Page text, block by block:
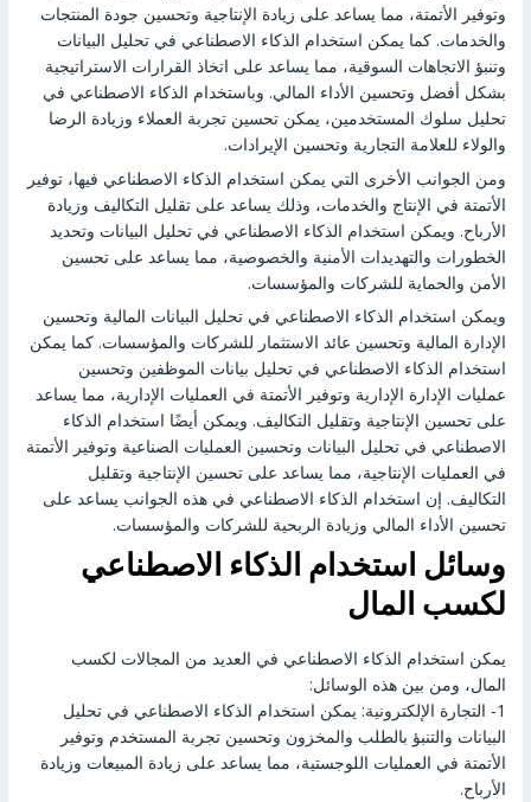
وتوفير الأتمتة، مما يساعد على زيادة الإنتاجية وتحسين جودة المنتجات
والخدمات. كما يمكن استخدام الذكاء الاصطناعي في تحليل البيانات
وتنبؤ الاتجاهات السوقية، مما يساعد على اتخاذ القرارات الاستراتيجية
بشكل أفضل وتحسين الأداء المالي. وباستخدام الذكاء الاصطناعي في
تحليل سلوك المستخدمين، يمكن تحسين تجربة العملاء وزيادة الرضا
والولاء للعلامة التجارية وتحسين الإيرادات.
ومن الجوانب الأخرى التي يمكن استخدام الذكاء الاصطناعي فيها، توفير
الأتمتة في الإنتاج والخدمات، وذلك يساعد على تقليل التكاليف وزيادة
الأرباح. ويمكن استخدام الذكاء الاصطناعي في تحليل البيانات وتحديد
الخطورات والتهديدات الأمنية والخصوصية، مما يساعد على تحسين
الأمن والحماية للشركات والمؤسسات.
ويمكن استخدام الذكاء الاصطناعي في تحليل البيانات المالية وتحسين
الإدارة المالية وتحسين عائد الاستثمار للشركات والمؤسسات. كما يمكن
استخدام الذكاء الاصطناعي في تحليل بيانات الموظفين وتحسين
عمليات الإدارة الإدارية وتوفير الأتمتة في العمليات الإدارية، مما يساعد
على تحسين الإنتاجية وتقليل التكاليف. ويمكن أيضًا استخدام الذكاء
الاصطناعي في تحليل البيانات وتحسين العمليات الصناعية وتوفير الأتمتة
في العمليات الإنتاجية، مما يساعد على تحسين الإنتاجية وتقليل
التكاليف. إن استخدام الذكاء الاصطناعي في هذه الجوانب يساعد على
تحسين الأداء المالي وزيادة الربحية للشركات والمؤسسات.
وسائل استخدام الذكاء الاصطناعي
لكسب المال
يمكن استخدام الذكاء الاصطناعي في العديد من المجالات لكسب
المال، ومن بين هذه الوسائل:
1- التجارة الإلكترونية: يمكن استخدام الذكاء الاصطناعي في تحليل
البيانات والتنبؤ بالطلب والمخزون وتحسين تجربة المستخدم وتوفير
الأتمتة في العمليات اللوجستية، مما يساعد على زيادة المبيعات وزيادة
الأرباح.